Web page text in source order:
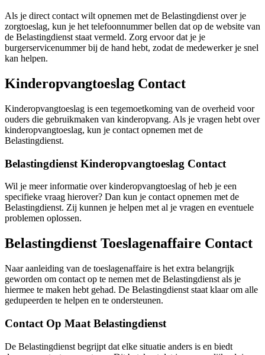
Als je direct contact wilt opnemen met de Belastingdienst over je
zorgtoeslag, kun je het telefoonnummer bellen dat op de website van
de Belastingdienst staat vermeld. Zorg ervoor dat je je
burgerservicenummer bij de hand hebt, zodat de medewerker je snel
kan helpen.
Kinderopvangtoeslag Contact
Kinderopvangtoeslag is een tegemoetkoming van de overheid voor
ouders die gebruikmaken van kinderopvang. Als je vragen hebt over
kinderopvangtoeslag, kun je contact opnemen met de
Belastingdienst.
Belastingdienst Kinderopvangtoeslag Contact
Wil je meer informatie over kinderopvangtoeslag of heb je een
specifieke vraag hierover? Dan kun je contact opnemen met de
Belastingdienst. Zij kunnen je helpen met al je vragen en eventuele
problemen oplossen.
Belastingdienst Toeslagenaffaire Contact
Naar aanleiding van de toeslagenaffaire is het extra belangrijk
geworden om contact op te nemen met de Belastingdienst als je
hiermee te maken hebt gehad. De Belastingdienst staat klaar om alle
gedupeerden te helpen en te ondersteunen.
Contact Op Maat Belastingdienst
De Belastingdienst begrijpt dat elke situatie anders is en biedt